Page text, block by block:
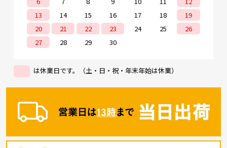
13
14 15 16 17 18
19
20
21 22 23 24 25
26
27
28 29 30
は休業日です。（土・日・祝・年末年始は休業）